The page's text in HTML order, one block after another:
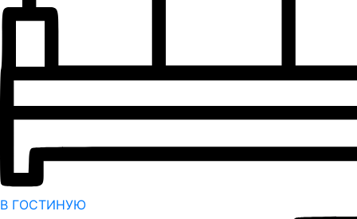
В ГОСТИНУЮ